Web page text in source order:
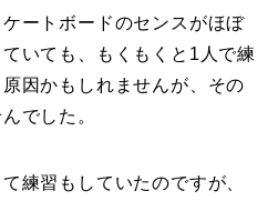
ートボードのセンスがほぼ
いても、もくもくと1人で練
因かもしれませんが、その
でした。
練習もしていたのですが、